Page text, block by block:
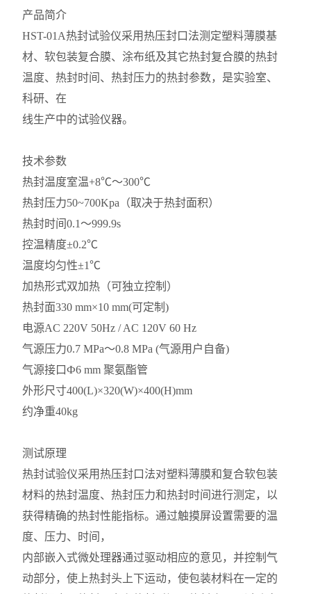
产品简介
HST-01A热封试验仪采用热压封口法测定塑料薄膜基
材、软包装复合膜、涂布纸及其它热封复合膜的热封
温度、热封时间、热封压力的热封参数，是实验室、
科研、在
线生产中的试验仪器。
技术参数
热封温度室温+8℃～300℃
热封压力50~700Kpa（取决于热封面积）
热封时间0.1～999.9s
控温精度±0.2℃
温度均匀性±1℃
加热形式双加热（可独立控制）
热封面330 mm×10 mm(可定制)
电源AC 220V 50Hz / AC 120V 60 Hz
气源压力0.7 MPa～0.8 MPa (气源用户自备)
气源接口Ф6 mm 聚氨酯管
外形尺寸400(L)×320(W)×400(H)mm
约净重40kg
测试原理
热封试验仪采用热压封口法对塑料薄膜和复合软包装
材料的热封温度、热封压力和热封时间进行测定，以
获得精确的热封性能指标。通过触摸屏设置需要的温
度、压力、时间，
内部嵌 入式微处理器通过驱动相应的意见，并控制气
动部分，使上热封头上下运动，使包装材料在一定的